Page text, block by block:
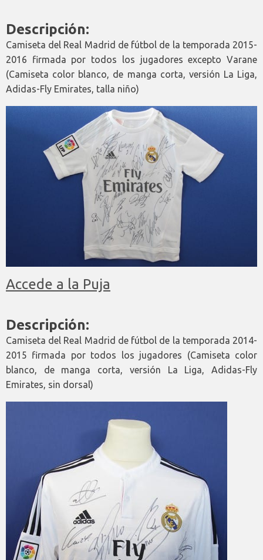
Descripción:
Camiseta del Real Madrid de fútbol de la temporada 2015-
2016 firmada por todos los jugadores excepto Varane
(Camiseta color blanco, de manga corta, versión La Liga,
Adidas-Fly Emirates, talla niño)
Accede a la Puja
Descripción:
Camiseta del Real Madrid de fútbol de la temporada 2014-
2015 firmada por todos los jugadores (Camiseta color
blanco, de manga corta, versión La Liga, Adidas-Fly
Emirates, sin dorsal)